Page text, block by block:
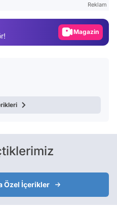
Reklam
Magazin
Özel İçerikler